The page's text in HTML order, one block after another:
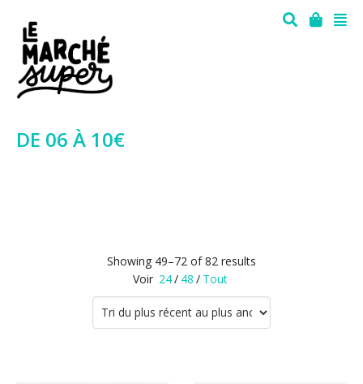
DE 06 À 10€
Showing 49–72 of 82 results
Voir 24/ 48 / Tout